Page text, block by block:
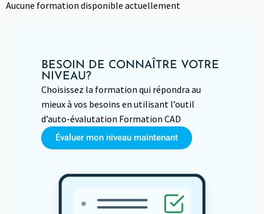
Aucune formation disponible actuellement
BESOIN DE CONNAÎTRE VOTRE
NIVEAU?
Choisissez la formation qui répondra au
mieux à vos besoins en utilisant l’outil
d’auto-évalutation Formation CAD
Évaluer mon niveau maintenant